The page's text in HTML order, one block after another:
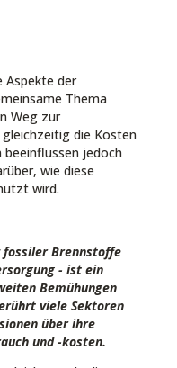
Aspekte der
Thema
Weg zur
die Kosten
beeinflussen jedoch
wie diese
wird.
Brennstoffe
- ist ein
Bemühungen
viele Sektoren
über ihre
und -kosten.